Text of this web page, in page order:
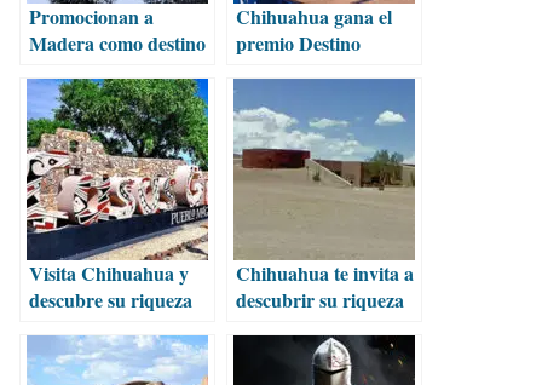
Promocionan a
Madera como destino
Chihuahua gana el
premio Destino
Visita Chihuahua y
descubre su riqueza
cultural
Chihuahua te invita a
descubrir su riqueza